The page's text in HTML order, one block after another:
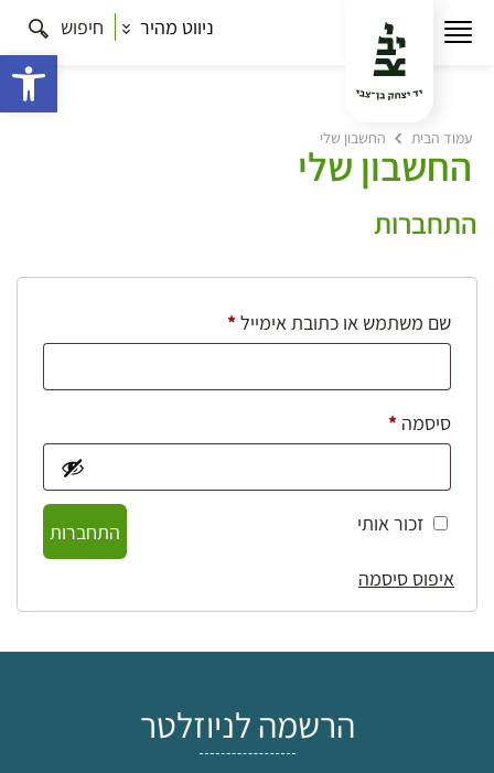
ניווט מהיר חיפוש
עמוד הבית החשבון שלי
החשבון שלי
התחברות
שם משתמש או כתובת אימייל*חובה
סיסמה *חובה
זכור אותי
התחברות
איפוס סיסמה
הרשמה לניוזלטר